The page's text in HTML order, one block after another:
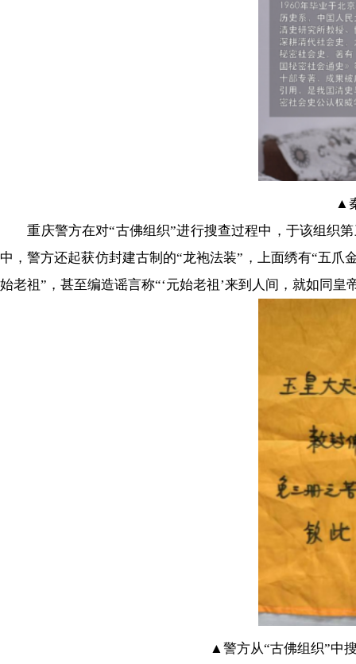
▲
重庆警方在对“古佛组织”进行搜查过程中，于该组织第
中，警方还起获仿封建古制的“龙袍法装”，上面绣有“五
始老祖”，甚至编造谣言称“‘元始老祖’来到人间，就如同
▲警方从“古佛组织”中